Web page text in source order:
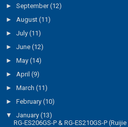
► September(12)
► August (11)
► July (11)
► June (12)
► May (14)
► April (9)
► March (11)
► February (10)
▼ January (13)
RG-ES206GS-P & RG-ES210GS-P (Ruijie